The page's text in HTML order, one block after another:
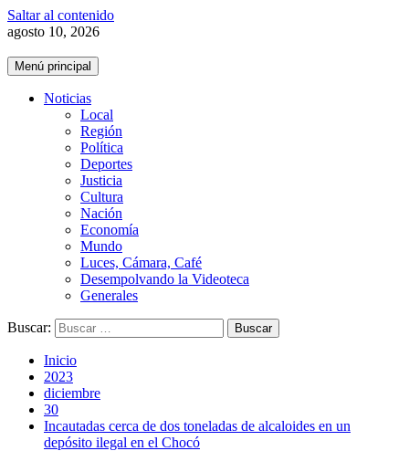
Saltar al contenido
agosto 10, 2026
Menú principal
Noticias
Local
Región
Política
Deportes
Justicia
Cultura
Nación
Economía
Mundo
Luces, Cámara, Café
Desempolvando la Videoteca
Generales
Buscar:
Inicio
2023
diciembre
30
Incautadas cerca de dos toneladas de alcaloides en un
depósito ilegal en el Chocó